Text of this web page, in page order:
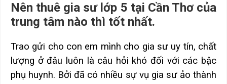
Nên thuê gia sư lớp 5 tại Cần Thơ của
trung tâm nào thì tốt nhất.
Trao gửi cho con em mình cho gia sư uy tín, chất
lượng ở đâu luôn là câu hỏi khó đối với các bậc
phụ huynh. Bởi đã có nhiều sự vụ gia sư ảo thành